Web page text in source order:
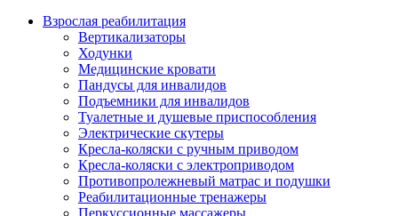
Взрослая реабилитация
Вертикализаторы
Ходунки
Медицинские кровати
Пандусы для инвалидов
Подъемники для инвалидов
Туалетные и душевые приспособления
Электрические скутеры
Кресла-коляски с ручным приводом
Кресла-коляски с электроприводом
Противопролежневый матрас и подушки
Реабилитационные тренажеры